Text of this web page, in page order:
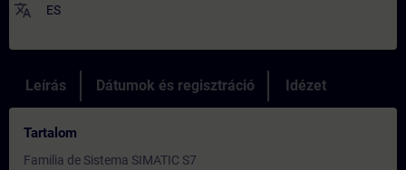
translate ES
Leírás Dátumok és regisztráció Idézet
Tartalom
Familia de Sistema SIMATIC S7